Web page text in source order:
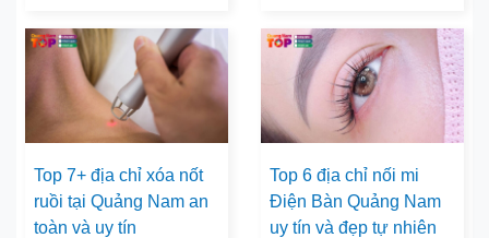
Top 7+ địa chỉ xóa nốt
ruồi tại Quảng Nam an
toàn và uy tín
Top 6 địa chỉ nối mi
Điện Bàn Quảng Nam
uy tín và đẹp tự nhiên